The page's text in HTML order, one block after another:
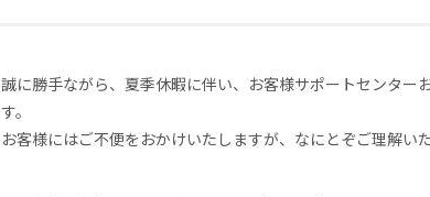
誠に勝手ながら、夏季休暇に伴い、お客様サポートセンター
す。
お客様にはご不便をおかけいたしますが、なにとぞご理解い